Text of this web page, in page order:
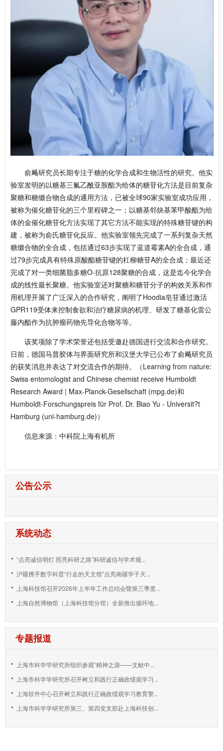
俞飚研究员长期专注于糖的化学合成和生物活性的研究。他实
验室发明的以糖基三氟乙酰亚胺酯为给体的糖苷化方法是目前复杂
聚糖和糖缀合物合成的通用方法，已被全球90家实验室成功应用，
被称为催化糖苷化的三个里程碑之一；以糖基邻炔基苯甲酸酯为给
体的金催化糖苷化方法实现了其它方法不能实现的特殊糖苷键的构
建，被称为俞氏糖苷化反应。他实验室领先完成了一系列复杂天然
糖缀合物的全合成，包括通过63步实现了蓝道霉素A的全合成，通
过79步完成具有特殊原酸酯糖苷键的杠柳糖苷A的全合成；最近还
完成了对一类细菌脂多糖O-抗原128聚糖的合成，这是迄今化学合
成的线性最长聚糖。他实验室还对聚糖和糖苷分子的构效关系和作
用机理开展了广泛深入的合作研究，阐明了Hoodia皂苷通过激活
GPR119受体来控制食欲和治疗糖尿病的机理、研发了糖基化雷公
藤内酯作为抗肿瘤药物先导化合物等等。
该奖项除了学术荣誉还包括受邀赴德国进行交流和合作研究。
日前，德国马普胶体与界面研究所和汉堡大学已公布了俞飚研究员
的获奖消息并表达了对交流合作的期待。（Learning from nature:
Swiss entomologist and Chinese chemist receive Humboldt
Research Award | Max-Planck-Gesellschaft (mpg.de)和
Humboldt-Forschungspreis für Prof. Dr. Biao Yu - Universit?t
Hamburg (uni-hamburg.de)）
信息来源：中科院上海有机所
公告公示
系统动态
“点亮诚信明灯 照亮科研之路”科研诚信与学术规...
沪疆携手数字科普“行走的天文馆”点亮南疆学子天...
上海科技馆召开2026年上半年工作总结会暨第三季度...
上海自然博物馆（上海科技馆分馆）全新推出循环地...
专题报道
上海市科学学研究所组织参观“精神之源——文献中...
上海市科学学研究所召开树立和践行正确政绩观学习...
上海软件中心召开树立和践行正确政绩观学习教育警...
上海市科学学研究所第三、第四党支部赴上海科技创...